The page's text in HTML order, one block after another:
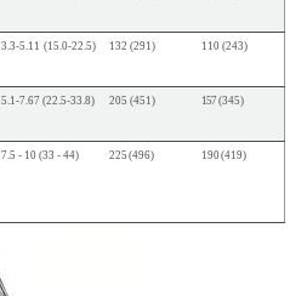
3.3-5.11 (15.0-22.5) 132 (291) 110 (243)
5.1-7.67 (22.5-33.8) 205 (451) 157 (345)
7.5 - 10 (33 - 44) 225 (496) 190(419)